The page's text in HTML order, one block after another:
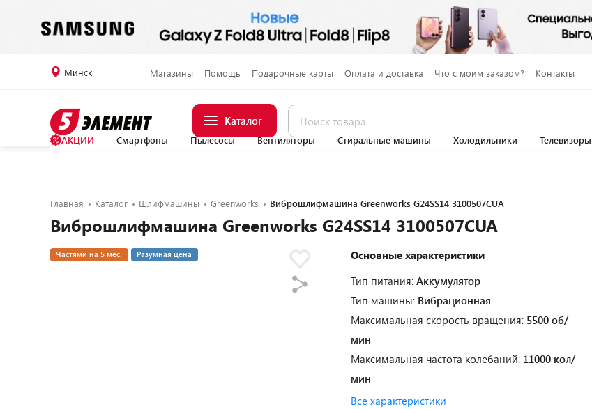
Минск Магазины Помощь Подарочные карты Оплата и доставка Что с моим заказом? Контакты
Каталог
АКЦИИ Смартфоны Пылесосы Вентиляторы Стиральные машины Холодильники Телевизоры
Главная Каталог Шлифмашины Greenworks Виброшлифмашина Greenworks G24SS14 3100507CUA
Виброшлифмашина Greenworks G24SS14 3100507CUA
Частями на 5 мес. Разумная цена
Основные характеристики
Тип питания: Аккумулятор
Тип машины: Вибрационная
Максимальная скорость вращения: 5500 об/
мин
Максимальная частота колебаний: 11000 кол/
мин
Все характеристики